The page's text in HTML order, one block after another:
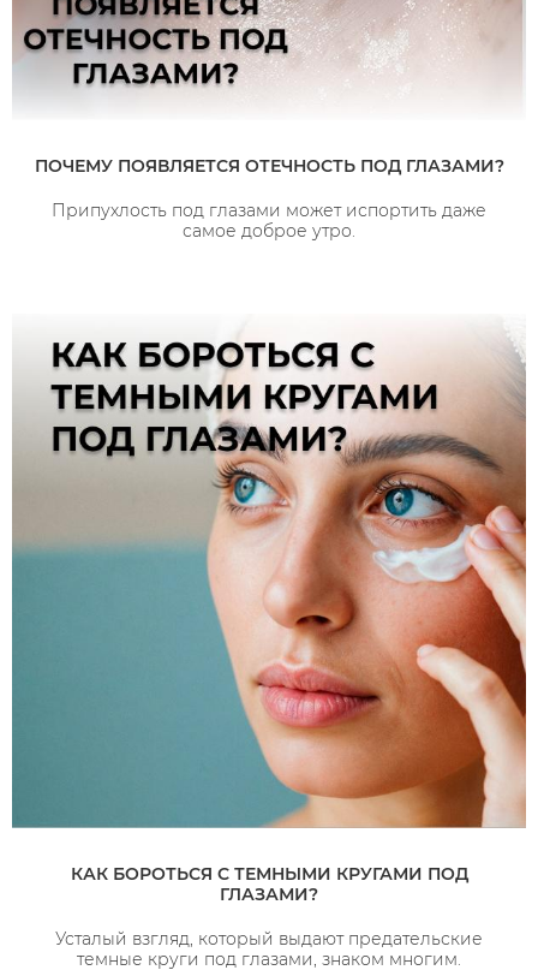
ПОЧЕМУ ПОЯВЛЯЕТСЯ ОТЕЧНОСТЬ ПОД ГЛАЗАМИ?
Припухлость под глазами может испортить даже
самое доброе утро.
КАК БОРОТЬСЯ С ТЕМНЫМИ КРУГАМИ ПОД
ГЛАЗАМИ?
Усталый взгляд, который выдают предательские
темные круги под глазами, знаком многим.